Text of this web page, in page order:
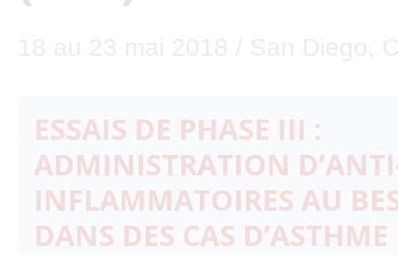
ESSAIS DE PHASE III :
ADMINISTRATION
INFLAMMATOIRES AU
DANS DES CAS D’ASTHME